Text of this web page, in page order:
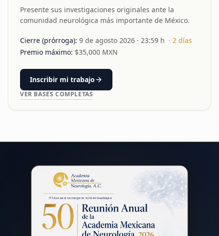
Presente sus investigaciones originales ante la
comunidad neurológica más importante de México.
Cierre (prórroga): 9 de agosto 2026 · 23:59 h · 2 días
Premio máximo: $35,000 MXN
Inscribir mi trabajo
VER BASES COMPLETAS